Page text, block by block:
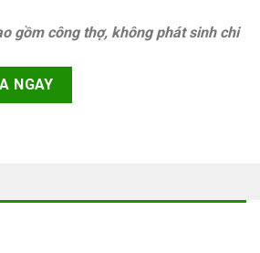
gồm công thợ, không phát sinh chi
11 Chính hãng quantity
NGAY